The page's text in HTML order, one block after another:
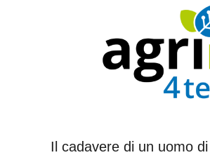
Il cadavere di un uomo